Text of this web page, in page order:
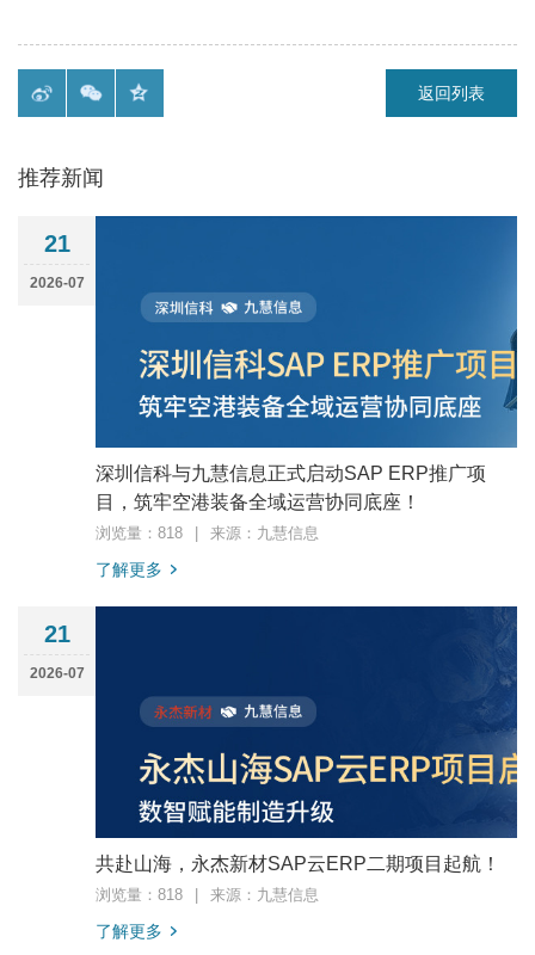
返回列表
推荐新闻
21
2026-07
深圳信科与九慧信息正式启动SAP ERP推广项
目，筑牢空港装备全域运营协同底座！
浏览量：818 | 来源：九慧信息
了解更多
21
2026-07
共赴山海，永杰新材SAP云ERP二期项目起航！
浏览量：818 | 来源：九慧信息
了解更多